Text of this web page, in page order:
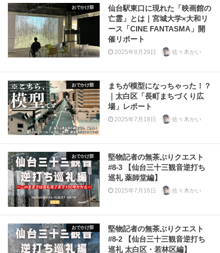
おでかけ部
仙台駅東口に現れた「映画館の
亡霊」とは｜宮城大学×大和リ
ース「CINE FANTASMA」開
催リポート
2025年8月29日 佐々木かい
おでかけ部
まちが模型になっちゃった！？
｜太白区「長町まちづくり広
場」レポート
2025年7月18日 佐々木かい
おでかけ部
堅物記者の無茶ぶりクエスト
#8-3 【仙台三十三観音逆打ち
巡礼 薬師堂編】
2025年7月16日 佐々木かい
おでかけ部
堅物記者の無茶ぶりクエスト
#8-2 【仙台三十三観音逆打ち
巡礼 太白区・若林区編】